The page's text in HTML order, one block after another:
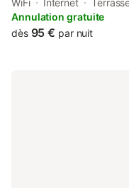
accommodation with a
from Stade de France.
WiFi Internet
Annulation gratuite
dès 95 € par nuit